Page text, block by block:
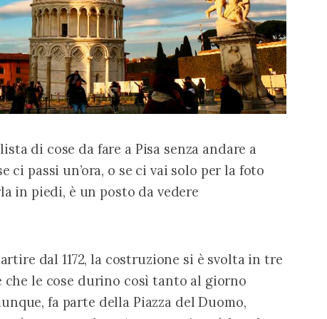
di cose da fare a Pisa senza andare a
ci passi un’ora, o se ci vai solo per la foto
in piedi, è un posto da vedere
dal 1172, la costruzione si è svolta in tre
che le cose durino così tanto al giorno
fa parte della Piazza del Duomo,